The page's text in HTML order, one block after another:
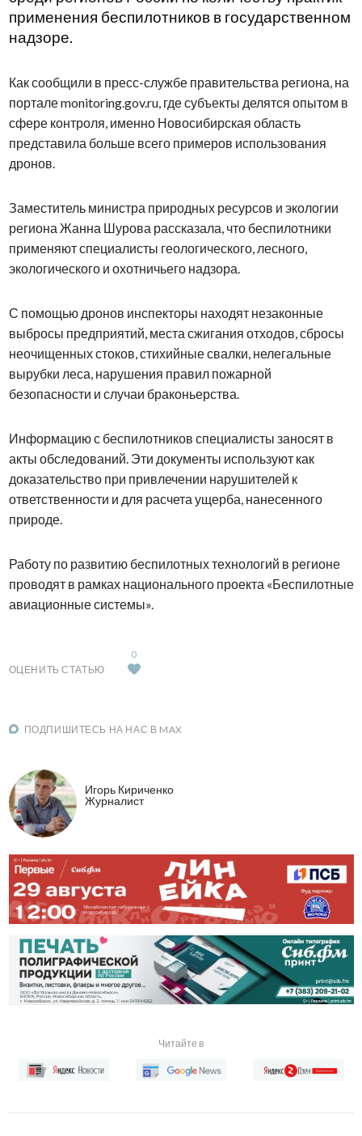
применения беспилотников в государственном
надзоре.
Как сообщили в пресс-службе правительства региона, на
портале monitoring.gov.ru, где субъекты делятся опытом в
сфере контроля, именно Новосибирская область
представила больше всего примеров использования
дронов.
Заместитель министра природных ресурсов и экологии
региона Жанна Шурова рассказала, что беспилотники
применяют специалисты геологического, лесного,
экологического и охотничьего надзора.
С помощью дронов инспекторы находят незаконные
выбросы предприятий, места сжигания отходов, сбросы
неочищенных стоков, стихийные свалки, нелегальные
вырубки леса, нарушения правил пожарной
безопасности и случаи браконьерства.
Информацию с беспилотников специалисты заносят в
акты обследований. Эти документы используют как
доказательство при привлечении нарушителей к
ответственности и для расчета ущерба, нанесенного
природе.
Работу по развитию беспилотных технологий в регионе
проводят в рамках национального проекта «Беспилотные
авиационные системы».
ОЦЕНИТЬ СТАТЬЮ
0
ПОДПИШИТЕСЬ НА НАС В MAX
Игорь Кириченко
Журналист
Читайте в